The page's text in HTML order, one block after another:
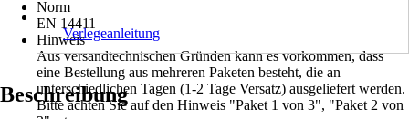
Norm
EN 14411
Hinweis
Aus versandtechnischen Gründen kann es vorkommen, dass
eine Bestellung aus mehreren Paketen besteht, die an
unterschiedlichen Tagen (1-2 Tage Versatz) ausgeliefert werden.
Bitte achten Sie auf den Hinweis "Paket 1 von 3", "Paket 2 von
Verlegeanleitung
Beschreibung